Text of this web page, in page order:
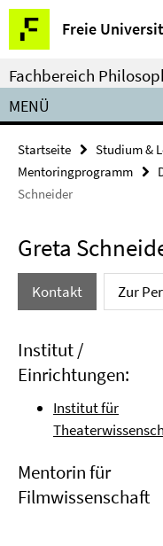
Springe
direkt
zu
Inhalt
Freie
Service-
Navigation
Fachbereich
MENÜ
Startseite Studium &
Mentoringprogramm
Schneider
Greta
Kontakt Zur
Institut /
Einrichtungen:
Institut für
Mentorin für
Filmwissenschaft